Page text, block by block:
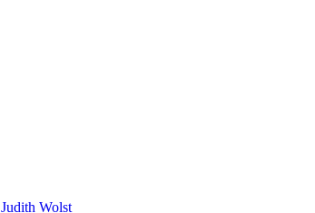
Judith Wolst